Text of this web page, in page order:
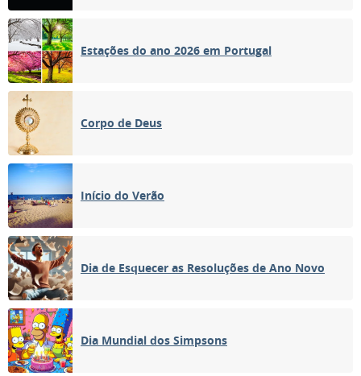
Estações do ano 2026 em Portugal
Corpo de Deus
Início do Verão
Dia de Esquecer as Resoluções de Ano Novo
Dia Mundial dos Simpsons